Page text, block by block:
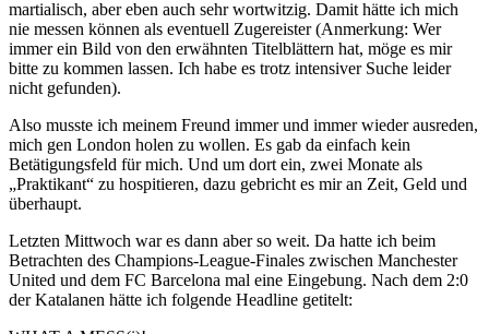
martialisch, aber eben auch sehr wortwitzig. Damit hätte ich mich
nie messen können als eventuell Zugereister (Anmerkung: Wer
immer ein Bild von den erwähnten Titelblättern hat, möge es mir
bitte zu kommen lassen. Ich habe es trotz intensiver Suche leider
nicht gefunden).
Also musste ich meinem Freund immer und immer wieder ausreden,
mich gen London holen zu wollen. Es gab da einfach kein
Betätigungsfeld für mich. Und um dort ein, zwei Monate als
„Praktikant“ zu hospitieren, dazu gebricht es mir an Zeit, Geld und
überhaupt.
Letzten Mittwoch war es dann aber so weit. Da hatte ich beim
Betrachten des Champions-League-Finales zwischen Manchester
United und dem FC Barcelona mal eine Eingebung. Nach dem 2:0
der Katalanen hätte ich folgende Headline getitelt: